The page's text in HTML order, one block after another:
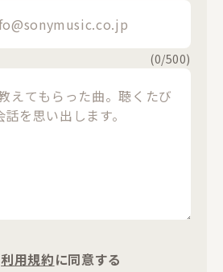
(0/500)
利用規約に同意する